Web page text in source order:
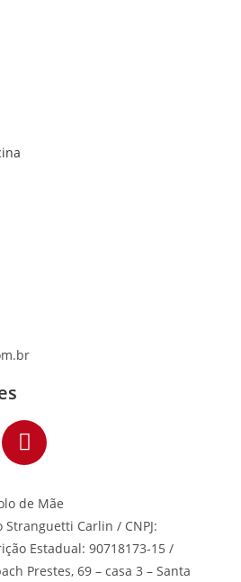
de Mãe
Carlin / CNPJ:
Estadual: 90718173-15 /
Prestes, 69 – casa 3 – Santa